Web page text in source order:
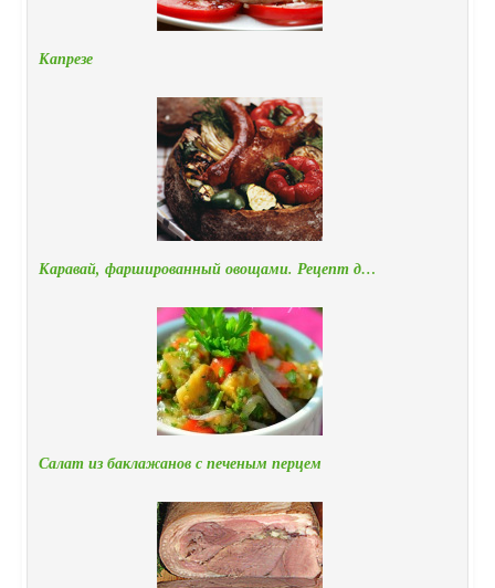
Капрезе
Каравай, фаршированный овощами. Рецепт д…
Салат из баклажанов с печеным перцем